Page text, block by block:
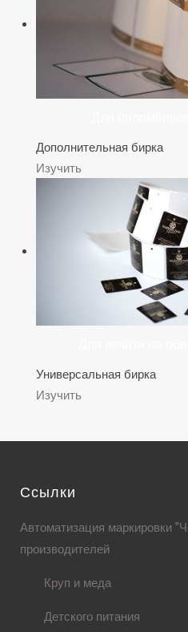
Дополнительная бирка
Изучить
Универсальная бирка
Изучить
Ссылки
Автоматизация маркировки
производителей
Круп и меда
Детского питания